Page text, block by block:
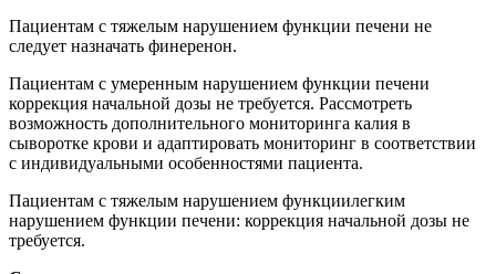
Пациентам с тяжелым нарушением функции печени не
следует назначать финеренон.
Пациентам с умеренным нарушением функции печени
коррекция начальной дозы не требуется. Рассмотреть
возможность дополнительного мониторинга калия в
сыворотке крови и адаптировать мониторинг в соответствии
с индивидуальными особенностями пациента.
Пациентам с тяжелым нарушением функциилегким
нарушением функции печени: коррекция начальной дозы не
требуется.